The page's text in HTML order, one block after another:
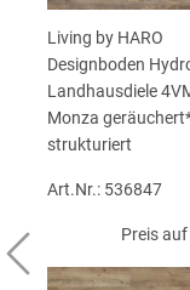
Living by HARO
Designboden
Landhausdiele
Monza
strukturiert
Art.Nr.: 536847
Preis